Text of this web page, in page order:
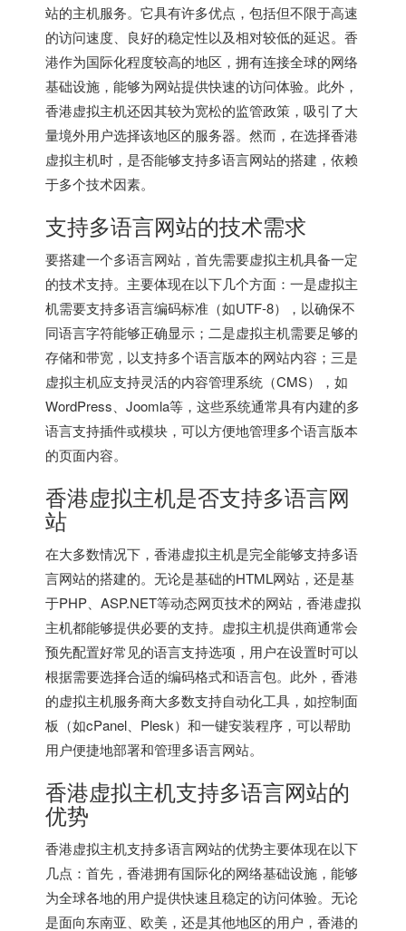
站的主机服务。它具有许多优点，包括但不限于高速
的访问速度、良好的稳定性以及相对较低的延迟。香
港作为国际化程度较高的地区，拥有连接全球的网络
基础设施，能够为网站提供快速的访问体验。此外，
香港虚拟主机还因其较为宽松的监管政策，吸引了大
量境外用户选择该地区的服务器。然而，在选择香港
虚拟主机时，是否能够支持多语言网站的搭建，依赖
于多个技术因素。
支持多语言网站的技术需求
要搭建一个多语言网站，首先需要虚拟主机具备一定
的技术支持。主要体现在以下几个方面：一是虚拟主
机需要支持多语言编码标准（如UTF-8），以确保不
同语言字符能够正确显示；二是虚拟主机需要足够的
存储和带宽，以支持多个语言版本的网站内容；三是
虚拟主机应支持灵活的内容管理系统（CMS），如
WordPress、Joomla等，这些系统通常具有内建的多
语言支持插件或模块，可以方便地管理多个语言版本
的页面内容。
香港虚拟主机是否支持多语言网
站
在大多数情况下， 香港虚拟主机是完全能够支持多语
言网站的搭建的。无论是基础的HTML网站，还是基
于PHP、ASP.NET等动态网页技术的网站， 香港虚拟
主机都能够提供必要的支持。虚拟主机提供商通常会
预先配置好常见的语言支持选项，用户在设置时可以
根据需要选择合适的编码格式和语言包。此外，香港
的虚拟主机服务商大多数支持自动化工具，如控制面
板（如cPanel、Plesk）和一键安装程序，可以帮助
用户便捷地部署和管理多语言网站。
香港虚拟主机支持多语言网站的
优势
香港虚拟主机支持多语言网站的优势主要体现在以下
几点：首先，香港拥有国际化的网络基础设施，能够
为全球各地的用户提供快速且稳定的访问体验。无论
是面向东南亚、欧美，还是其他地区的用户，香港的